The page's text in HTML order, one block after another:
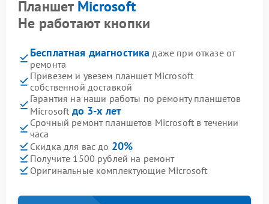
Планшет Microsoft
Не работают кнопки
Бесплатная диагностика даже при отказе от
ремонта
Привезем и увезем планшет Microsoft
собственной доставкой
Гарантия на наши работы по ремонту планшетов
Microsoft до 3-х лет
Срочный ремонт планшетов Microsoft в течении
часа
Скидка для вас до 20%
Получите 1500 рублей на ремонт
Оригинальные комплектующие Microsoft